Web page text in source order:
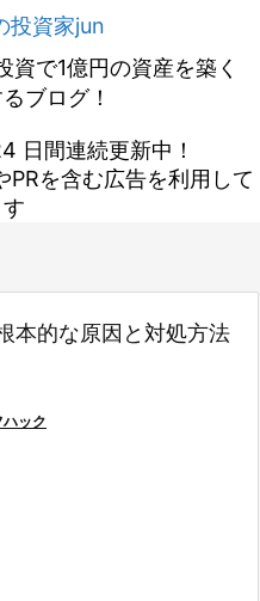
投資家jun
で1億円の資産を築く
ブログ！
日間連続更新中！
を含む広告を利用して
本的な原因と対処方法
ハック